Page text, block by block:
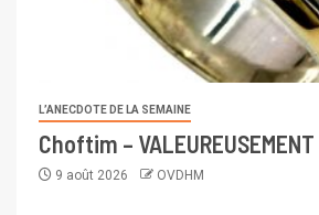
L’ANECDOTE DE LA SEMAINE
Choftim –
9 août 2026 OVDHM